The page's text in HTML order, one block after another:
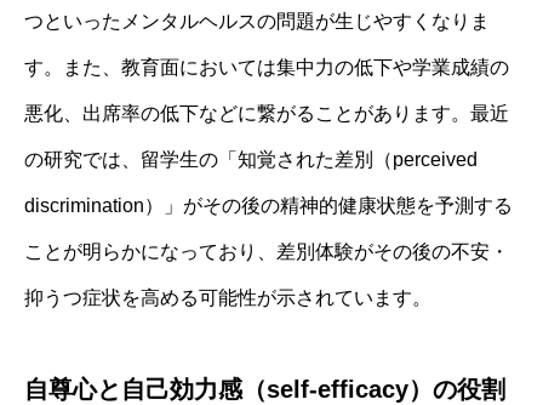
つといったメンタルヘルスの問題が生じやすくなりま
す。また、教育面においては集中力の低下や学業成績の
悪化、出席率の低下などに繋がることがあります。最近
の研究では、留学生の「知覚された差別（perceived
discrimination）」がその後の精神的健康状態を予測する
ことが明らかになっており、差別体験がその後の不安・
抑うつ症状を高める可能性が示されています。
自尊心と自己効力感（self-efficacy）の役割